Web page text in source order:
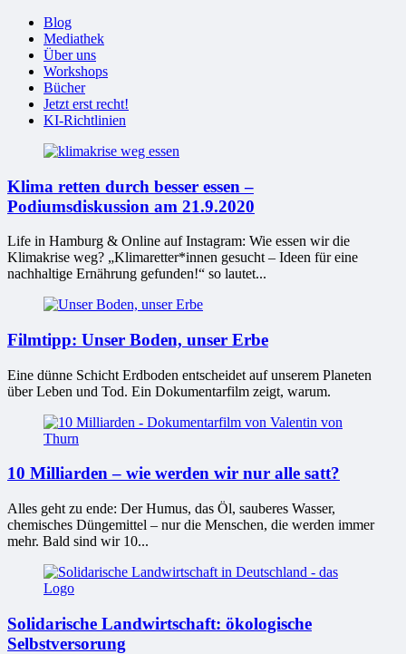
Blog
Mediathek
Über uns
Workshops
Bücher
Jetzt erst recht!
KI-Richtlinien
Klima retten durch besser essen –
Podiumsdiskussion am 21.9.2020
Life in Hamburg & Online auf Instagram: Wie essen wir die
Klimakrise weg? „Klimaretter*innen gesucht – Ideen für eine
nachhaltige Ernährung gefunden!“ so lautet...
Filmtipp: Unser Boden, unser Erbe
Eine dünne Schicht Erdboden entscheidet auf unserem Planeten
über Leben und Tod. Ein Dokumentarfilm zeigt, warum.
10 Milliarden – wie werden wir nur alle satt?
Alles geht zu ende: Der Humus, das Öl, sauberes Wasser,
chemisches Düngemittel – nur die Menschen, die werden immer
mehr. Bald sind wir 10...
Solidarische Landwirtschaft: ökologische
Selbstversorung